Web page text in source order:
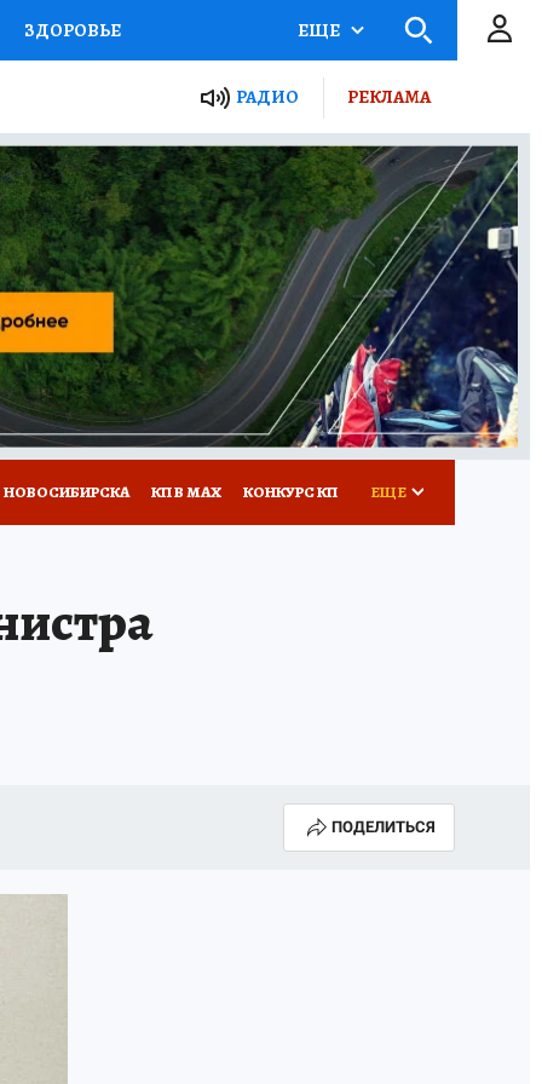
ЗДОРОВЬЕ
Я ЗНАЮ СЕМЬЯ
СЕРИАЛЫ
ВСЕ О КП РАДИО КП
ЕЩЕ
РАДИО РЕКЛАМА
КП В МАХ КОНКУРС КП ЕЩЕ
ПОДЕЛИТЬСЯ